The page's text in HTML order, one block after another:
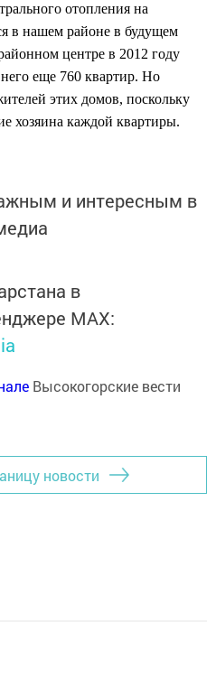
отопления на
в нашем районе в будущем
центре в 2012 году
еще 760 квартир. Но
этих домов, поскольку
хозяина каждой квартиры.
и интересным в
в
MАХ:
Высокогорские вести
новости